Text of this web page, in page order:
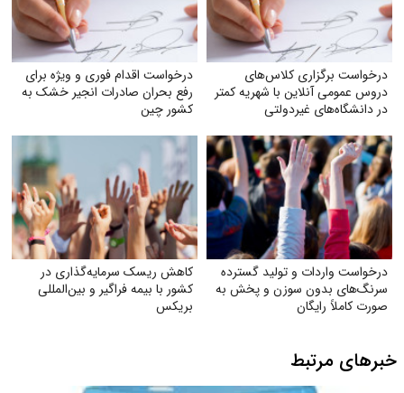
درخواست برگزاری کلاس‌های
دروس عمومی آنلاین با شهریه کمتر
در دانشگاه‌های غیردولتی
درخواست اقدام فوری و ویژه برای
رفع بحران صادرات انجیر خشک به
کشور چین
درخواست واردات و تولید گسترده
سرنگ‌های بدون سوزن و پخش به
صورت کاملاً رایگان
کاهش ریسک سرمایه‌گذاری در
کشور با بیمه فراگیر و بین‌المللی
بریکس
خبرهای مرتبط